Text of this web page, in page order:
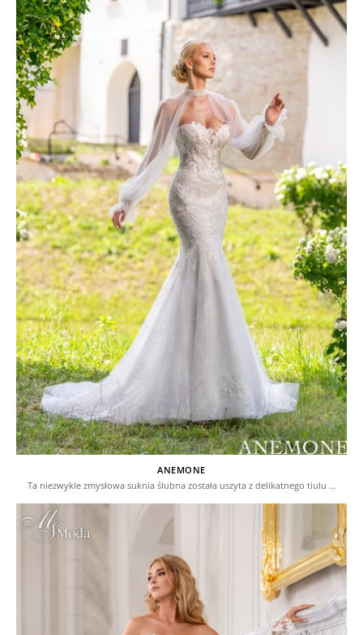
ANEMONE
Ta niezwykle zmysłowa suknia ślubna została uszyta z delikatnego tiulu …